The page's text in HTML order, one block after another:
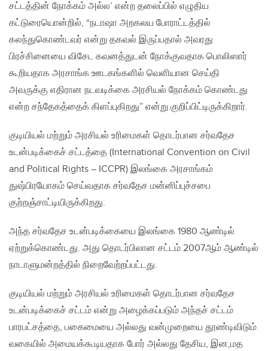
சட்டத்தின் நோக்கம் அல்ல’ என்ற தலைப்பில் எழுதிய
கட்டுரையொன்றில், “நடாஷா அறகலய போராட்டத்தில்
கலந்துகொண்டவர் என்று தகவல் இருப்பதால் அவரது
பிரச்சினையை விசேட கவனத்துடன் நோக்குவதாக பொலிஸார்
கூறியதாக அரசாங்க ஊடகங்களில் வெளியான செய்தி
அவருக்கு எதிரான நடவடிக்கை அரசியல் நோக்கம் கொண்டது
என்ற சந்தேகத்தைக் கிளப்புகிறது” என்று குறிப்பிட்டிருக்கிறார்.
குடியியல் மற்றும் அரசியல் உரிமைகள் தொடர்பான சர்வதேச
உடன்படிக்கைச் சட்டத்தை (International Convention on Civil
and Political Rights – ICCPR) இலங்கை அரசாங்கம்
துஷ்பிரயோகம் செய்வதாக சர்வதேச மன்னிப்புச்சபை
குற்றஞ்சாட்டியிருக்கிறது.
அந்த சர்வதேச உடன்படிக்கையை இலங்கை 1980 ஆண்டில்
ஏற்றுக்கொண்டது. அது தொடர்பிலான சட்டம் 2007ஆம் ஆண்டில்
நாடாளுமன்றத்தில் நிறைவேற்றப்பட்டது.
குடியியல் மற்றும் அரசியல் உரிமைகள் தொடர்பான சர்வதேச
உடன்படிக்கைச் சட்டம் என்று அழைக்கப்படும் அந்தச் சட்டம்
பாரபட்சத்தை, பகைமையை அல்லது வன்முறையை தூண்டிவிடும்
வகையில் அமையக்கூடியதாக போர் அல்லது தேசிய, இன,மத